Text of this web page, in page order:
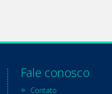
Fale conosco
Contato